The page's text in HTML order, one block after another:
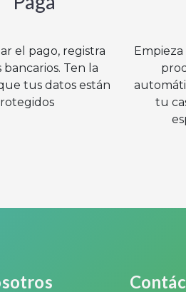
el pago, registra
Ten la
tus datos están
tu